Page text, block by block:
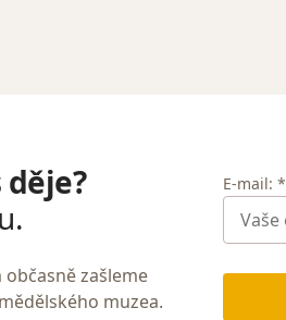
děje?
zašleme
muzea.
E-mail: *